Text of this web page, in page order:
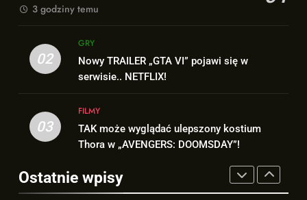
2
GRY
kostium Thora w „AVENGERS:
DOOMSDAY”!
4
3 godziny temu
02
GRY
Nowy TRAILER „GTA VI” pojawi się w
serwisie.. NETFLIX!
03
FILMY
TAK może wyglądać ulepszony kostium
Thora w „AVENGERS: DOOMSDAY”!
Ostatnie wpisy
Nowe szczegoły o żonie
Victora! Sue Storm będzie miała
2
Nowy TRAILER „GTA VI” pojawi
się w serwisie.. NETFLIX!
GRY